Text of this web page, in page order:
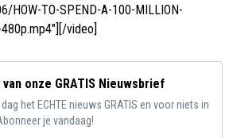
HOW-TO-SPEND-A-100-MILLION-
480p.mp4"][/video]
onze GRATIS Nieuwsbrief
dag het ECHTE nieuws GRATIS en voor niets in
je vandaag!